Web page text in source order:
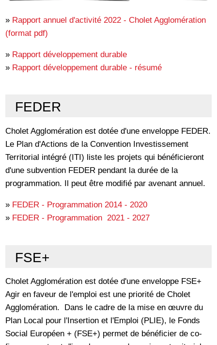
» Rapport annuel d'activité 2022 - Cholet Agglomération
(format pdf)
» Rapport développement durable
» Rapport développement durable - résumé
FEDER
Cholet Agglomération est dotée d'une enveloppe FEDER.
Le Plan d'Actions de la Convention Investissement
Territorial intégré (ITI) liste les projets qui bénéficieront
d'une subvention FEDER pendant la durée de la
programmation. Il peut être modifié par avenant annuel.
» FEDER - Programmation 2014 - 2020
» FEDER - Programmation 2021 - 2027
FSE+
Cholet Agglomération est dotée d'une enveloppe FSE+
Agir en faveur de l'emploi est une priorité de Cholet
Agglomération. Dans le cadre de la mise en œuvre du
Plan Local pour l'Insertion et l'Emploi (PLIE), le Fonds
Social Européen + (FSE+) permet de bénéficier de co-